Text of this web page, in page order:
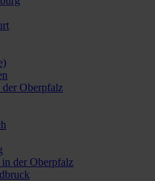
Oberpfalz
der Oberpfalz